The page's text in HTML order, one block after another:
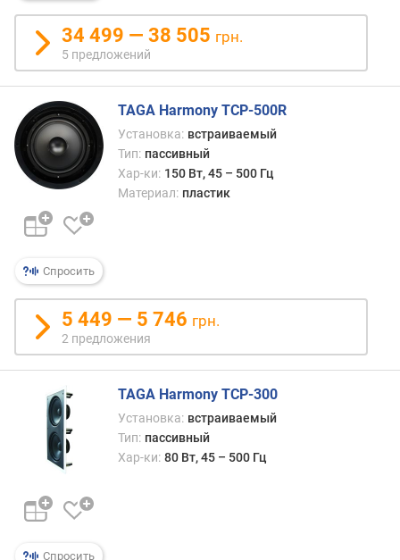
е
н
и
я
(
д
Б
)
м
и
.
ч
с
а
Г
ц
м
к
34 499 — 38 505 грн.
5 предложений
Спросить
TAGA Harmony TCP-500R
Установка: встраиваемый
Тип: пассивный
Хар-ки: 150 Вт, 45 – 500 Гц
Материал: пластик
5 449 — 5 746 грн.
2 предложения
Спросить
TAGA Harmony TCP-300
Установка: встраиваемый
Тип: пассивный
Хар-ки: 80 Вт, 45 – 500 Гц